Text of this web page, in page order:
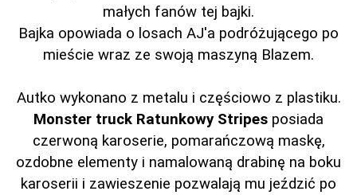
małych fanów tej bajki.
Bajka opowiada o losach AJ'a podróżującego po
mieście wraz ze swoją maszyną Blazem.
Autko wykonano z metalu i częściowo z plastiku.
Monster truck Ratunkowy Stripes posiada
czerwoną karoserie, pomarańczową maskę,
ozdobne elementy i namalowaną drabinę na boku
karoserii i zawieszenie pozwalają mu jeździć po